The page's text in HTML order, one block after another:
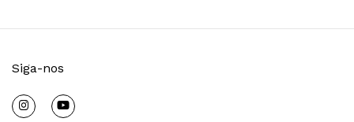
Siga-nos